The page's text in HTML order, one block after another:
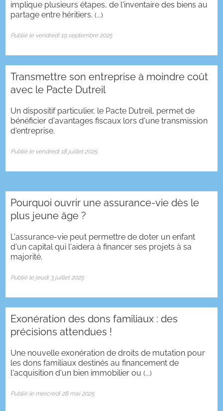
implique plusieurs étapes, de l'inventaire des biens au
partage entre héritiers. (...)
Publié le vendredi 19 septembre 2025
Transmettre son entreprise à moindre coût
avec le Pacte Dutreil
Un dispositif particulier, le Pacte Dutreil, permet de
bénéficier d'avantages fiscaux lors d'une transmission
d'entreprise.
Publié le vendredi 18 juillet 2025
Pourquoi ouvrir une assurance-vie dès le
plus jeune âge ?
L'assurance-vie peut permettre de doter un enfant
d'un capital qui l'aidera à financer ses projets à sa
majorité.
Publié le jeudi 3 juillet 2025
Exonération des dons familiaux : des
précisions attendues !
Une nouvelle exonération de droits de mutation pour
les dons familiaux destinés au financement de
l'acquisition d'un bien immobilier ou (...)
Publié le mercredi 28 mai 2025